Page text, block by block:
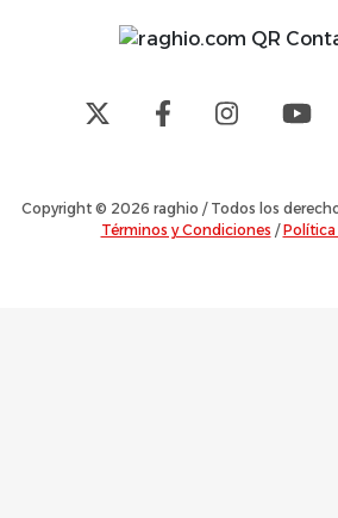
Copyright © 2026 raghio / Todos los
Términos y Condiciones /Política